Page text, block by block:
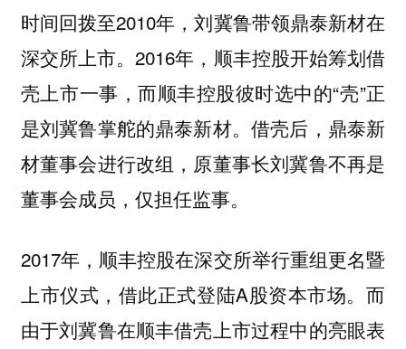
时间回拨至2010年，刘冀鲁带领鼎泰新材在
深交所上市。2016年，顺丰控股开始筹划借
壳上市一事，而顺丰控股彼时选中的“壳”正
是刘冀鲁掌舵的鼎泰新材。借壳后，鼎泰新
材董事会进行改组，原董事长刘冀鲁不再是
董事会成员，仅担任监事。
2017年，顺丰控股在深交所举行重组更名暨
上市仪式，借此正式登陆A股资本市场。而
由于刘冀鲁在顺丰借壳上市过程中的亮眼表